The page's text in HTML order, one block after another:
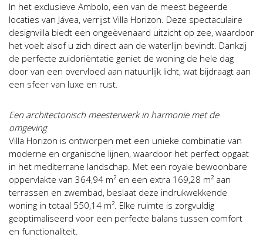
In het exclusieve Ambolo, een van de meest begeerde
locaties van Jávea, verrijst Villa Horizon. Deze spectaculaire
designvilla biedt een ongeëvenaard uitzicht op zee, waardoor
het voelt alsof u zich direct aan de waterlijn bevindt. Dankzij
de perfecte zuidoriëntatie geniet de woning de hele dag
door van een overvloed aan natuurlijk licht, wat bijdraagt aan
een sfeer van luxe en rust.
Een architectonisch meesterwerk in harmonie met de
omgeving
Villa Horizon is ontworpen met een unieke combinatie van
moderne en organische lijnen, waardoor het perfect opgaat
in het mediterrane landschap. Met een royale bewoonbare
oppervlakte van 364,94 m² en een extra 169,28 m² aan
terrassen en zwembad, beslaat deze indrukwekkende
woning in totaal 550,14 m². Elke ruimte is zorgvuldig
geoptimaliseerd voor een perfecte balans tussen comfort
en functionaliteit.